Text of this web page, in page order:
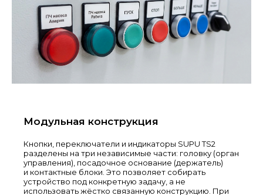
Модульная конструкция
Кнопки, переключатели и индикаторы SUPU TS2
разделены на три независимые части: головку (орган
управления), посадочное основание (держатель)
и контактные блоки. Это позволяет собирать
устройство под конкретную задачу, а не
использовать жёстко связанную конструкцию. При